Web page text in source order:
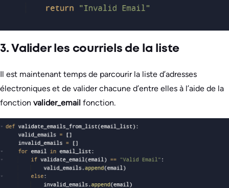
3. Valider les courriels de la liste
Il est maintenant temps de parcourir la liste d’adresses
électroniques et de valider chacune d’entre elles à l’aide de la
fonction valider_email fonction.